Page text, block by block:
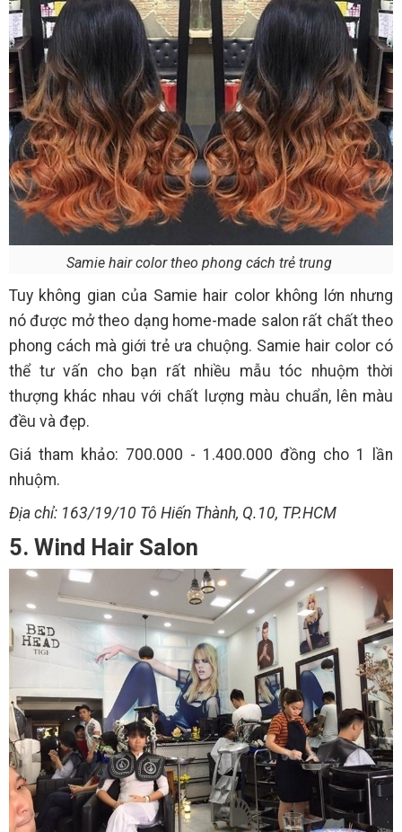
Samie hair color theo phong cách trẻ trung
Tuy không gian của Samie hair color không lớn nhưng
nó được mở theo dạng home-made salon rất chất theo
phong cách mà giới trẻ ưa chuộng. Samie hair color có
thể tư vấn cho bạn rất nhiều mẫu tóc nhuộm thời
thượng khác nhau với chất lượng màu chuẩn, lên màu
đều và đẹp.
Giá tham khảo: 700.000 - 1.400.000 đồng cho 1 lần
nhuộm.
Địa chỉ: 163/19/10 Tô Hiến Thành, Q.10, TP.HCM
5. Wind Hair Salon